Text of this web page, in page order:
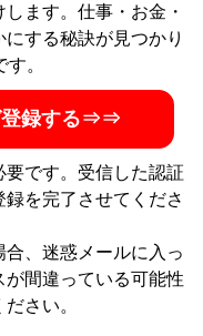
ます。仕事・お金・
する秘訣が見つかり
。
登録する⇒⇒
です。受信した認証
を完了させてくださ
、迷惑メールに入っ
間違っている可能性
さい。